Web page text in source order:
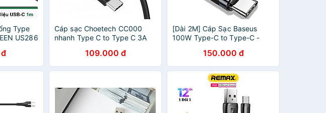
Type
US286
Cáp sạc Choetech CC000
nhanh Type C to Type C 3A
109.000 đ
[Dài 2M] Cáp Sạc Baseus
100W Type-C to Type-C -
150.000 đ